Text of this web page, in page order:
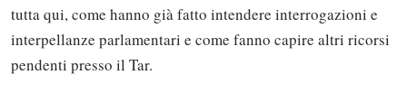
tutta qui, come hanno già fatto intendere interrogazioni e
interpellanze parlamentari e come fanno capire altri ricorsi
pendenti presso il Tar.
Solo gli utenti registrati possono
commentare!